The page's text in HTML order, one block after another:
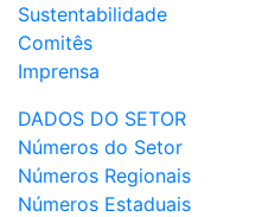
Sustentabilidade
Comitês
Imprensa
DADOS DO SETOR
Números do Setor
Números Regionais
Números Estaduais